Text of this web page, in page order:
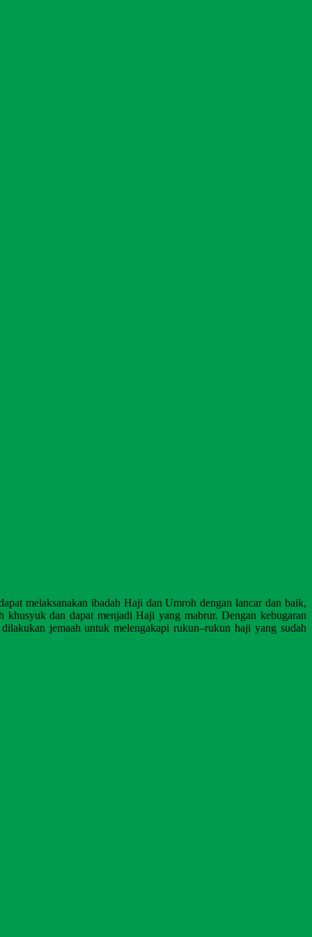
melaksanakan ibadah Haji dan Umroh dengan lancar danbaik,
khusyuk dan dapat menjadi Haji yang mabrur. Dengan kebugaran
dilakukan jemaah untuk melengakapi rukun–rukun haji yang sudah